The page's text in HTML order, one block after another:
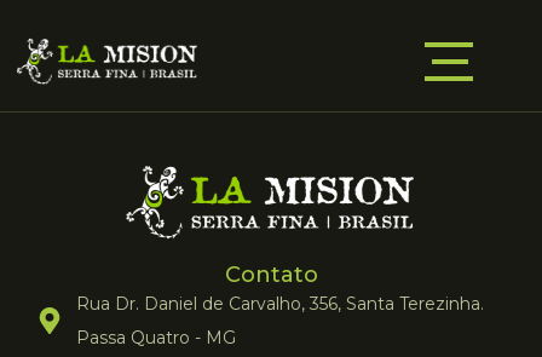
Contato
Rua Dr. Daniel de Carvalho, 356, Santa Terezinha.
Passa Quatro - MG